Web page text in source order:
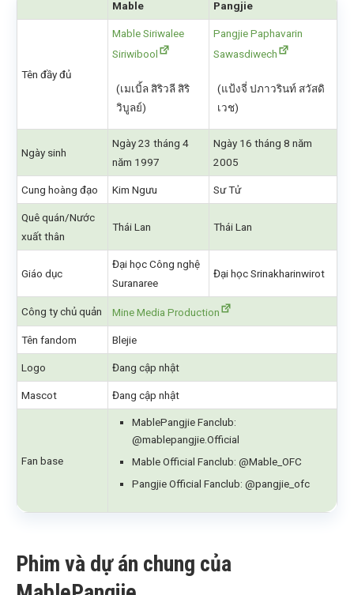
Mable Pangjie
Tên đầy đủ
Mable Siriwalee
Siriwibool
(เมเบิ้ล สิริวลี สิริ
วิบูลย์)
Pangjie Paphavarin
Sawasdiwech
(แป้งจี่ ปภาวรินท์ สวัสดิ
เวช)
Ngày sinh
Ngày 23 tháng 4
năm 1997
Ngày 16 tháng 8 năm
2005
Cung hoàng đạo Kim Ngưu Sư Tử
Quê quán/Nước
xuất thân
Thái Lan Thái Lan
Giáo dục
Đại học Công nghệ
Suranaree
Đại học Srinakharinwirot
Công ty chủ quản Mine Media Production
Tên fandom Blejie
Logo Đang cập nhật
Mascot Đang cập nhật
Fan base
MablePangjie Fanclub:
@mablepangjie.Official
Mable Official Fanclub: @Mable_OFC
Pangjie Official Fanclub: @pangjie_ofc
Phim và dự án chung của